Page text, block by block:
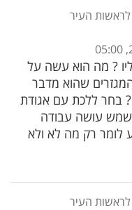
העיר
? מה הוא עשה על
שהוא מדבר
בחר ללכת עם אגודת
שמש עושה עבודה
לומר רק מה לא ולא
העיר